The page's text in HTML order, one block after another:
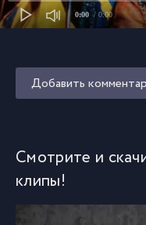
0:00 / 0:00
Добавить
Смотрите и
клипы!